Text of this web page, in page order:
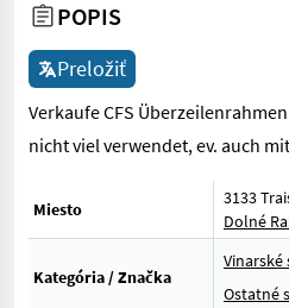
POPIS
Preložiť
Verkaufe CFS
nicht viel verwendet, ev. auch
Miesto
3133
Dolné
Kategória / Značka
Vinarské
Ostatné